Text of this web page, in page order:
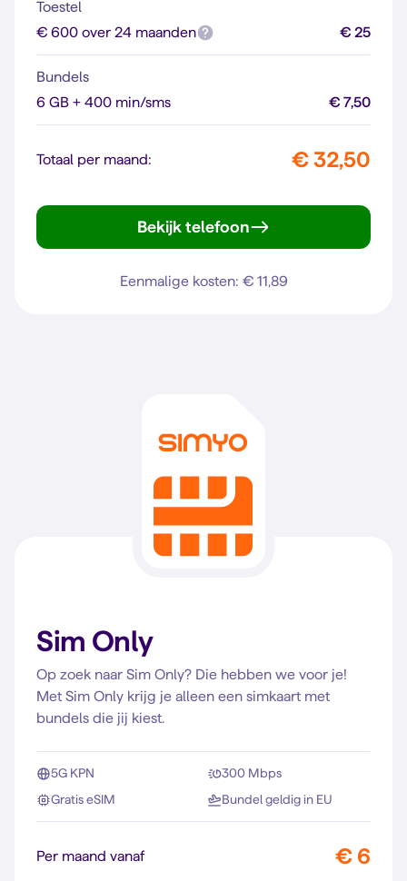
Toestel
€ 600 over 24 maanden
€ 25
Bundels
6 GB + 400 min/sms
€ 7,50
Totaal per maand: € 32,50
Bekijk telefoon
Eenmalige kosten: € 11,89
Sim Only
Op zoek naar Sim Only? Die hebben we voor je!
Met Sim Only krijg je alleen een simkaart met
bundels die jij kiest.
5G KPN
300 Mbps
Gratis eSIM
Bundel geldig in EU
Per maand vanaf € 6